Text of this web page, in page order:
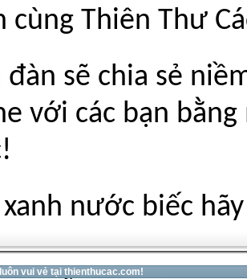
cùng Thiên Thư
đàn sẽ chia sẻ
với các bạn
nước biếc
vui vẻ tại thienthucac.com!